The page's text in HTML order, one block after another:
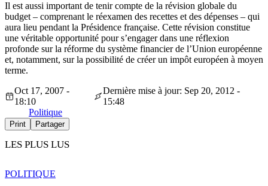
Il est aussi important de tenir compte de la révision globale du
budget – comprenant le réexamen des recettes et des dépenses – qui
aura lieu pendant la Présidence française. Cette révision constitue
une véritable opportunité pour s’engager dans une réflexion
profonde sur la réforme du système financier de l’Union européenne
et, notamment, sur la possibilité de créer un impôt européen à moyen
terme.
Oct 17, 2007 -
18:10
Dernière mise à jour: Sep 20, 2012 -
15:48
Politique
Print Partager
LES PLUS LUS
POLITIQUE